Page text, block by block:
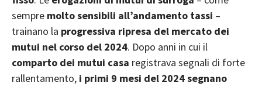
sempre molto sensibili all’andamento tassi –
trainano la progressiva ripresa del mercato dei
mutui nel corso del 2024. Dopo anni in cui il
comparto dei mutui casa registrava segnali di forte
rallentamento, i primi 9 mesi del 2024 segnano